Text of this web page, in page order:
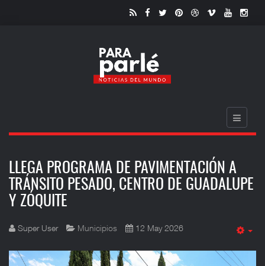
LLEGA PROGRAMA DE PAVIMENTACIÓN A
TRÁNSITO PESADO, CENTRO DE GUADALUPE
Y ZÓQUITE
Super User Municipios 12 May 2026